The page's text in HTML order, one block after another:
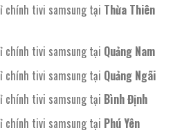
chính tivi samsung tại Thừa Thiên
chính tivi samsung tại Quảng Nam
chính tivi samsung tại Quảng Ngãi
chính tivi samsung tại Bình Định
chính tivi samsung tại Phú Yên